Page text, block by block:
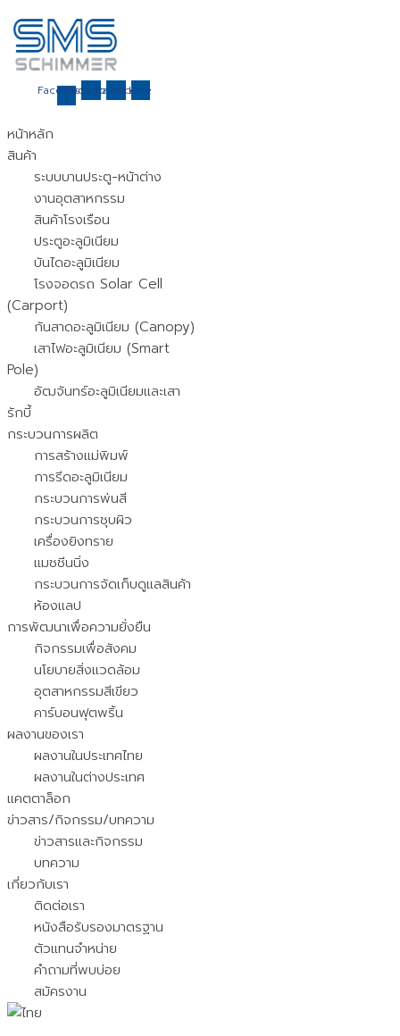
Skip
to
content
Facebook-
f
InstagramYoutubeLine
หน้าหลัก
สินค้า
ระบบบานประตู-หน้าต่าง
งานอุตสาหกรรม
สินค้าโรงเรือน
ประตูอะลูมิเนียม
บันไดอะลูมิเนียม
โรงจอดรถ Solar Cell
(Carport)
กันสาดอะลูมิเนียม (Canopy)
เสาไฟอะลูมิเนียม (Smart
Pole)
อัฒจันทร์อะลูมิเนียมและเสา
รักบี้
กระบวนการผลิต
การสร้างแม่พิมพ์
การรีดอะลูมิเนียม
กระบวนการพ่นสี
กระบวนการชุบผิว
เครื่องยิงทราย
แมชชีนนิ่ง
กระบวนการจัดเก็บดูแลสินค้า
ห้องแลป
การพัฒนาเพื่อความยั่งยืน
กิจกรรมเพื่อสังคม
นโยบายสิ่งแวดล้อม
อุตสาหกรรมสีเขียว
คาร์บอนฟุตพริ้น
ผลงานของเรา
ผลงานในประเทศไทย
ผลงานในต่างประเทศ
แคตตาล็อก
ข่าวสาร/กิจกรรม/บทความ
ข่าวสารและกิจกรรม
บทความ
เกี่ยวกับเรา
ติดต่อเรา
หนังสือรับรองมาตรฐาน
ตัวแทนจำหน่าย
คำถามที่พบบ่อย
สมัครงาน